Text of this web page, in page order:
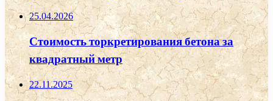
25.04.2026
Стоимость торкретирования бетона за
квадратный метр
22.11.2025